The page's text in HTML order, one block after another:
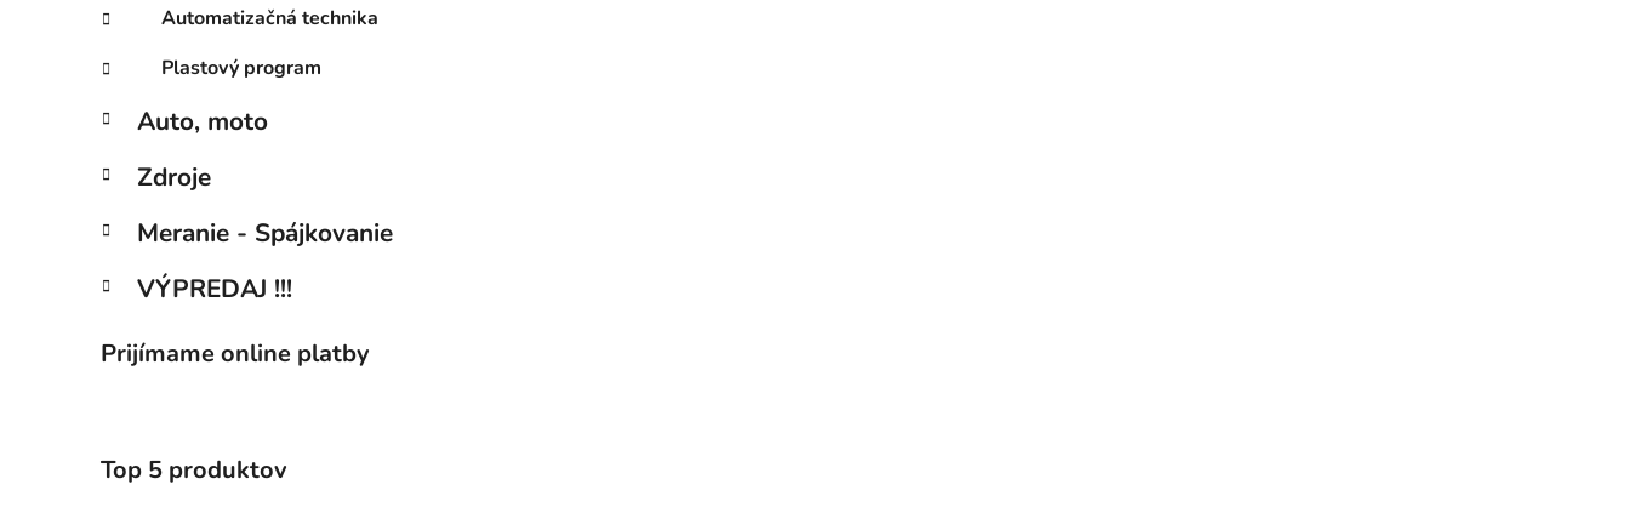
Automatizačná technika
Plastový program
Auto, moto
Zdroje
Meranie - Spájkovanie
VÝPREDAJ !!!
Prijímame online platby
Top 5 produktov